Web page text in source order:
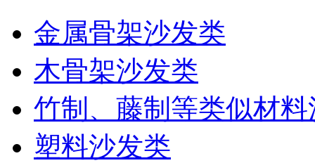
金属骨架沙发类
木骨架沙发类
竹制、藤制等类似材
塑料沙发类